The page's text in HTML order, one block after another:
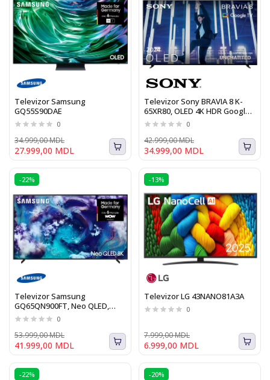
Televizor Samsung
GQ55S90DAE
0
27.999,00 MDL
34.999,00 MDL
Televizor Sony BRAVIA 8 K-
65XR80, OLED 4K HDR Google
TV
0
34.999,00 MDL
42.999,00 MDL
-22%
Televizor Samsung
GQ65QN900FT, Neo QLED,
Ultra HD, 8K Smart, Vision AI,
HDR, 163 cm (2025)
0
41.999,00 MDL
53.999,00 MDL
-13%
Televizor LG 43NANO81A3A
0
6.999,00 MDL
7.999,00 MDL
-22% -20%